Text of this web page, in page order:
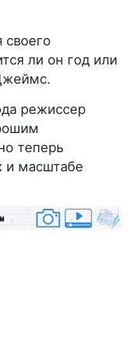
своего
ли он год или
режиссер
теперь
и масштабе